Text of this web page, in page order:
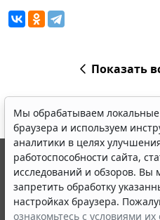
Показать
Мы обрабатываем
браузера и используем
аналитики в целях
работоспособности сайта,
исследований и обзоров. Вы
запретить обработку
настройках браузера.
ознакомьтесь с условиями их
© ООО "НПП "ГАРАНТ-СЕРВИС",
выпускается с 1990 года.
являются участниками
информации ГАРАНТ.